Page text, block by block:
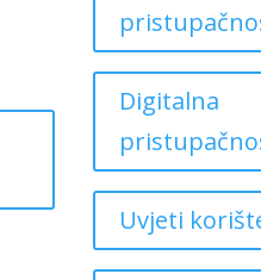
Digitalna
Uvjeti